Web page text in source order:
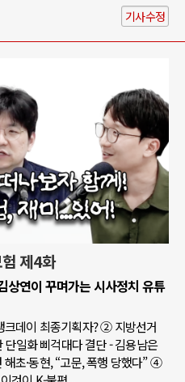
기사수정
제4화
상연이 꾸며가는 시사정치 유튜
데이 최종기획자? ② 지방선거
일화 삐걱대다 결단 - 김용남은
초·동현, “고문, 폭행 당했다” ④